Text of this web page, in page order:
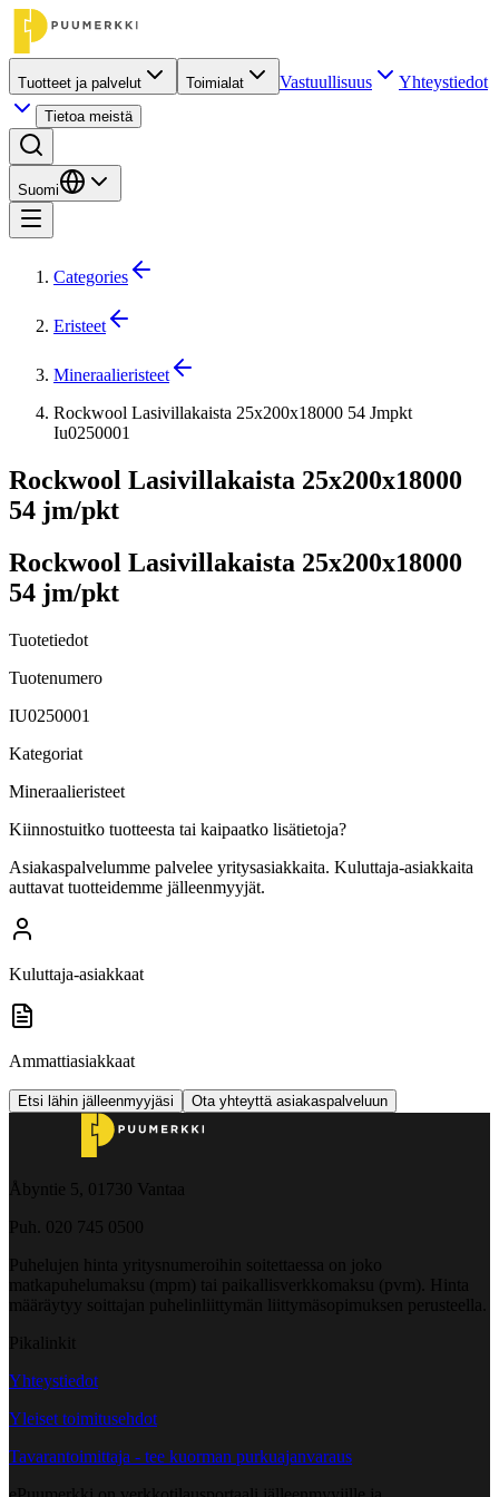
Tuotteet ja palvelut Toimialat Vastuullisuus Yhteystiedot
Tietoa meistä
Suomi
Categories
Eristeet
Mineraalieristeet
Rockwool Lasivillakaista 25x200x18000 54 Jmpkt
Iu0250001
Rockwool Lasivillakaista 25x200x18000
54 jm/pkt
Rockwool Lasivillakaista 25x200x18000
54 jm/pkt
Tuotetiedot
Tuotenumero
IU0250001
Kategoriat
Mineraalieristeet
Kiinnostuitko tuotteesta tai kaipaatko lisätietoja?
Asiakaspalvelumme palvelee yritysasiakkaita. Kuluttaja-asiakkaita
auttavat tuotteidemme jälleenmyyjät.
Kuluttaja-asiakkaat
Ammattiasiakkaat
Etsi lähin jälleenmyyjäsi Ota yhteyttä asiakaspalveluun
Åbyntie 5, 01730 Vantaa
Puh. 020 745 0500
Puhelujen hinta yritysnumeroihin soitettaessa on joko
matkapuhelumaksu (mpm) tai paikallisverkkomaksu (pvm). Hinta
määräytyy soittajan puhelinliittymän liittymäsopimuksen perusteella.
Pikalinkit
Yhteystiedot
Yleiset toimitusehdot
Tavarantoimittaja - tee kuorman purkuajanvaraus